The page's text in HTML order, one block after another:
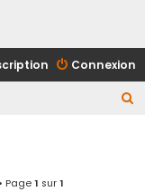
Connexion
Page1 sur1